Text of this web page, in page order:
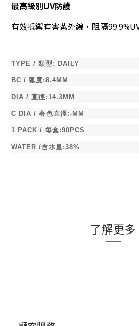
最高級別UV防護
有效抵禦有害紫外線，阻隔
TYPE / 類型 : DAILY
BC / 弧度:8.4MM
DIA / 直徑:14.3MM
C DIA / 著色直徑:-MM
1 PACK / 每盒:90PCS
WATER /含水量:38%
了解更多